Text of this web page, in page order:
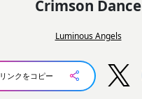
Crimson Dance
Luminous Angels
リンクをコピー